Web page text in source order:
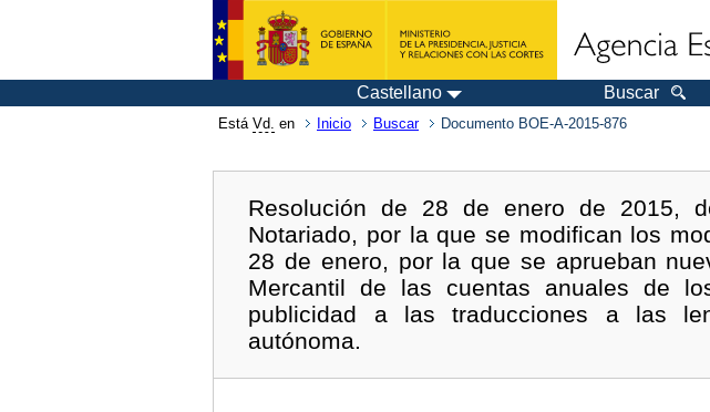
Castellano Buscar
Está Vd. en Inicio Buscar Documento BOE-A-2015-876
Resolución de 28 de enero de 2015,
Notariado, por la que se modifican los
28 de enero, por la que se aprueban
Mercantil de las cuentas anuales de
publicidad a las traducciones a las
autónoma.